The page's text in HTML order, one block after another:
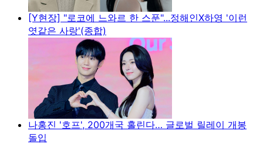
[Y현장] "로코에 느와르 한 스푼"...정해인X하영 '이런
엿같은 사랑'(종합)
나홍진 '호프', 200개국 홀린다… 글로벌 릴레이 개봉
돌입